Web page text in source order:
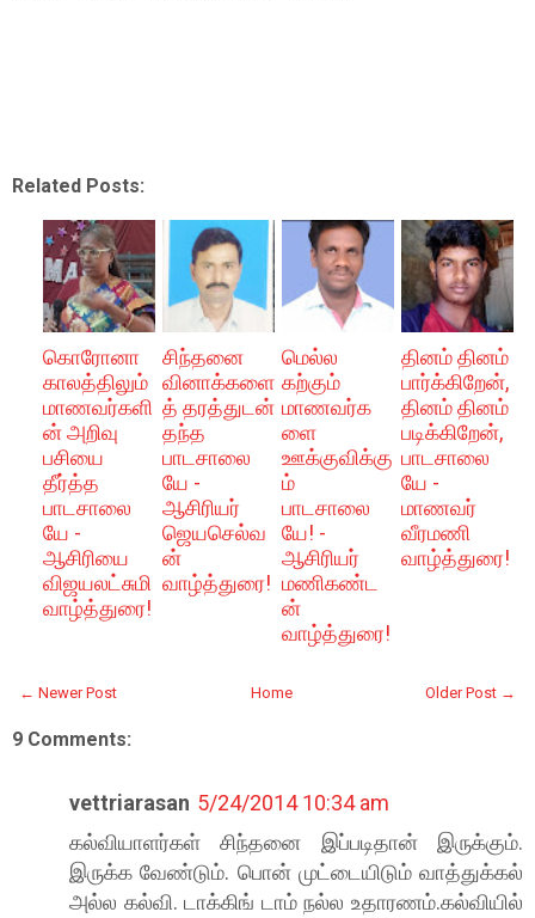
Related Posts:
கொரோனா
காலத்திலும்
மாணவர்களி
ன் அறிவு
பசியை
தீர்த்த
பாடசாலை
யே -
ஆசிரியை
விஜயலட்சுமி
வாழ்த்துரை!
சிந்தனை
வினாக்களை
த் தரத்துடன்
தந்த
பாடசாலை
யே -
ஆசிரியர்
ஜெயசெல்வ
ன்
வாழ்த்துரை!
மெல்ல
கற்கும்
மாணவர்க
ளை
ஊக்குவிக்கு
ம்
பாடசாலை
யே! -
ஆசிரியர்
மணிகண்ட
ன்
வாழ்த்துரை!
தினம் தினம்
பார்க்கிறேன்,
தினம் தினம்
படிக்கிறேன்,
பாடசாலை
யே -
மாணவர்
வீரமணி
வாழ்த்துரை!
← Newer Post Older Post →
Home
9 Comments:
vettriarasan 5/24/2014 10:34 am
கல்வியாளர்கள் சிந்தனை இப்படிதான் இருக்கும்.
இருக்க வேண்டும். பொன் முட்டையிடும் வாத்துக்கல்
அல்ல கல்வி. டாக்கிங் டாம் நல்ல உதாரணம்.கல்வியில்